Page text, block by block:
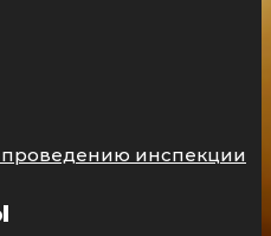
проведению инспекции